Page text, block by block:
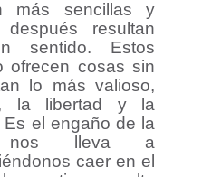
más sencillas y
resultan
sentido. Estos
ofrecen cosas sin
lo más valioso,
la libertad y la
el engaño de la
nos lleva a
caer en el